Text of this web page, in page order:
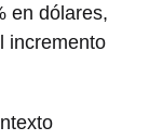
en dólares,
incremento